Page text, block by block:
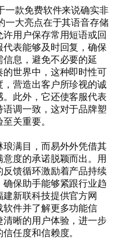
一款免费软件来说确实非
一大亮点在于其语音存储
用户保存常用短语或回
表能够及时回复，确保
息，避免不必要的延
世界中，这种即时性可
营造出客户所珍视的诚
此外，它还使客服代表
调一致，这对于品牌塑
关重要。
满目，而易外外凭借其
度的承诺脱颖而出。用
反馈循环激励着产品持续
保助手能够紧跟行业趋
新联科技提供官方网
件并了解更多功能信
晰的用户体验，进一步
任度和信赖度。